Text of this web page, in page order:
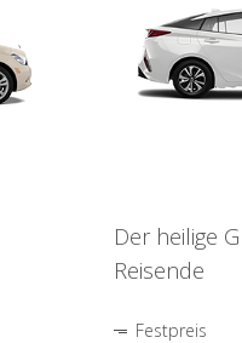
Der heilige
Reisende
Festpreis